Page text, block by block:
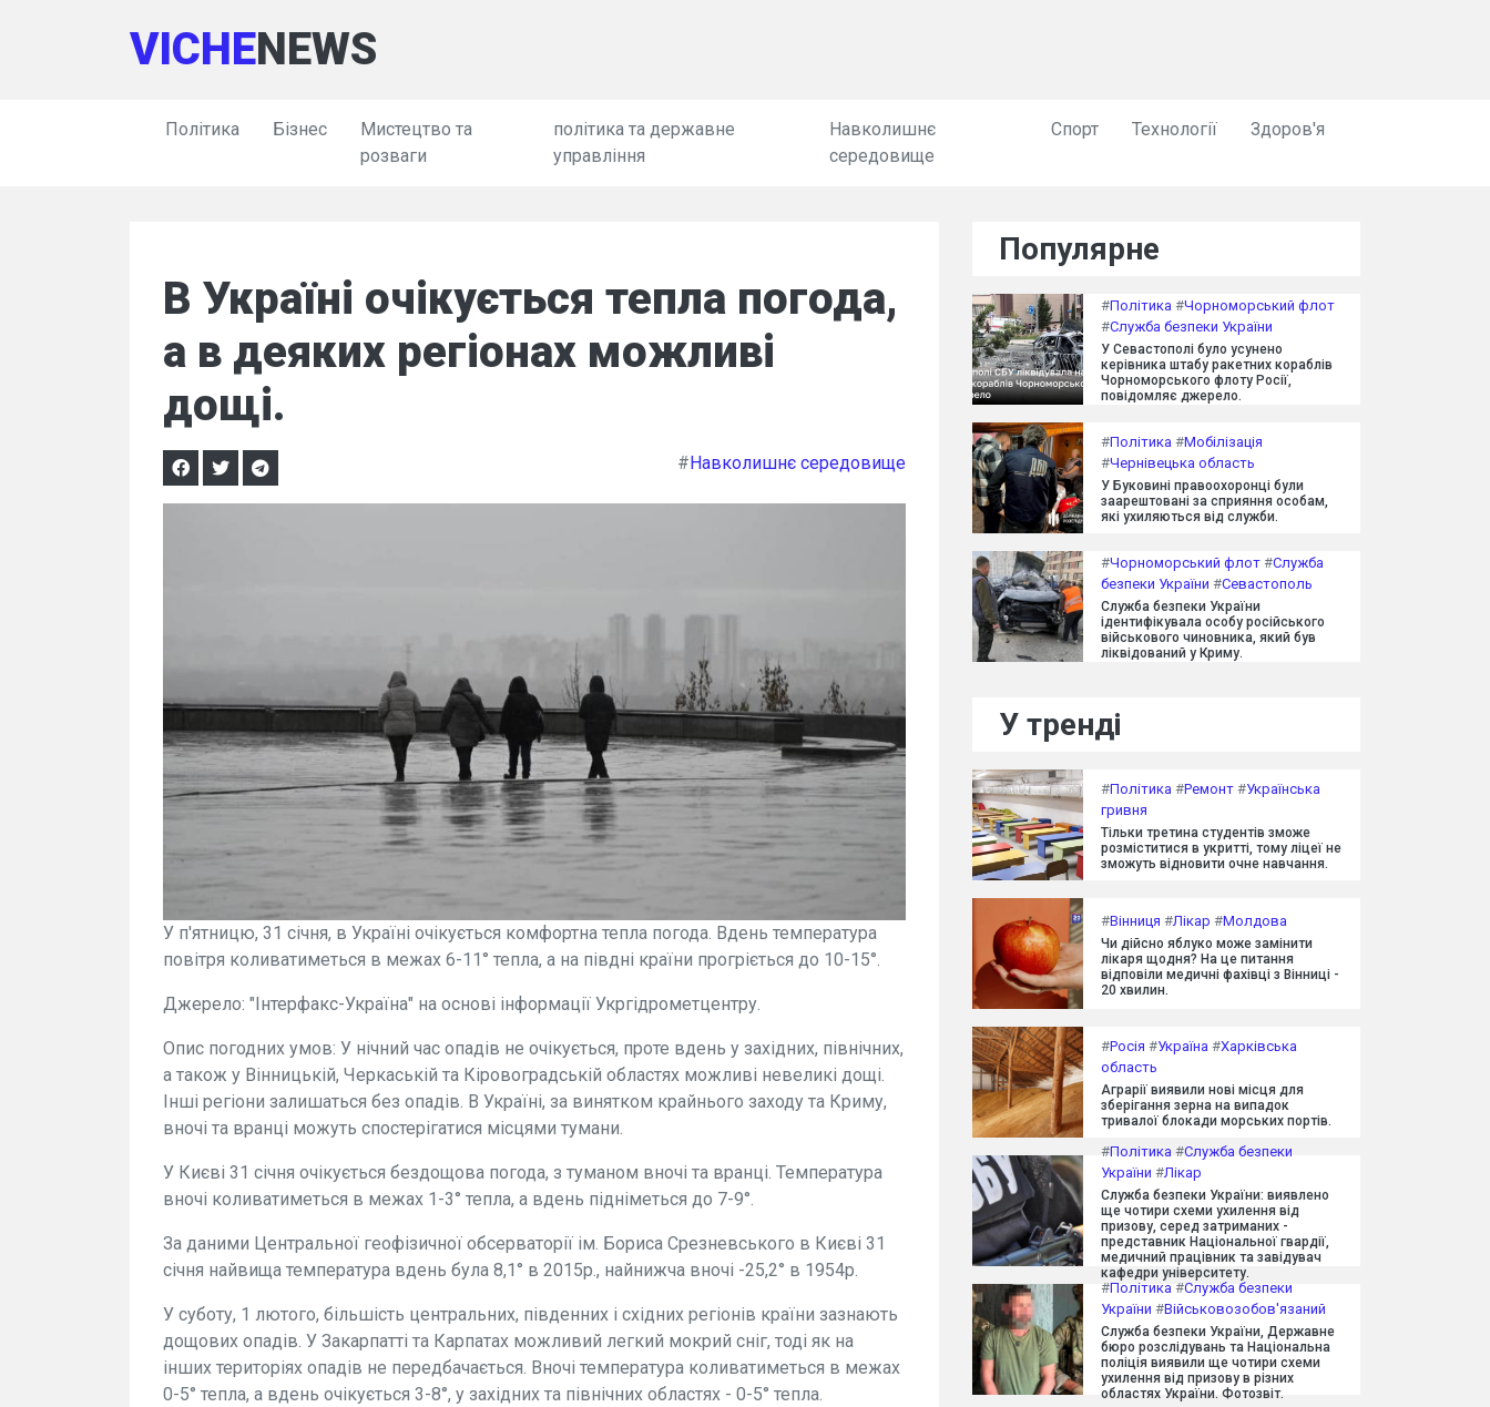
VICHENEWS
Політика Бізнес
Мистецтво та
розваги
політика та державне
управління
Навколишнє
середовище
Спорт Технології Здоров'я
В Україні очікується тепла погода,
а в деяких регіонах можливі
дощі.
#Навколишнє середовище
У п'ятницю, 31 січня, в Україні очікується комфортна тепла погода. Вдень температура
повітря коливатиметься в межах 6-11° тепла, а на півдні країни прогріється до 10-15°.
Джерело: "Інтерфакс-Україна" на основі інформації Укргідрометцентру.
Опис погодних умов: У нічний час опадів не очікується, проте вдень у західних, північних,
а також у Вінницькій, Черкаській та Кіровоградській областях можливі невеликі дощі.
Інші регіони залишаться без опадів. В Україні, за винятком крайнього заходу та Криму,
вночі та вранці можуть спостерігатися місцями тумани.
У Києві 31 січня очікується бездощова погода, з туманом вночі та вранці. Температура
вночі коливатиметься в межах 1-3° тепла, а вдень підніметься до 7-9°.
За даними Центральної геофізичної обсерваторії ім. Бориса Срезневського в Києві 31
січня найвища температура вдень була 8,1° в 2015р., найнижча вночі -25,2° в 1954р.
У суботу, 1 лютого, більшість центральних, південних і східних регіонів країни зазнають
дощових опадів. У Закарпатті та Карпатах можливий легкий мокрий сніг, тоді як на
інших територіях опадів не передбачається. Вночі температура коливатиметься в межах
0-5° тепла, а вдень очікується 3-8°, у західних та північних областях - 0-5° тепла.
Популярне
#Політика #Чорноморський флот
#Служба безпеки України
У Севастополі було усунено
керівника штабу ракетних кораблів
Чорноморського флоту Росії,
повідомляє джерело.
#Політика #Мобілізація
#Чернівецька область
У Буковині правоохоронці були
заарештовані за сприяння особам,
які ухиляються від служби.
#Чорноморський флот #Служба
безпеки України #Севастополь
Служба безпеки України
ідентифікувала особу російського
військового чиновника, який був
ліквідований у Криму.
У тренді
#Політика #Ремонт #Українська
гривня
Тільки третина студентів зможе
розміститися в укритті, тому ліцеї не
зможуть відновити очне навчання.
#Вінниця #Лікар #Молдова
Чи дійсно яблуко може замінити
лікаря щодня? На це питання
відповіли медичні фахівці з Вінниці -
20 хвилин.
#Росія #Україна #Харківська
область
Аграрії виявили нові місця для
зберігання зерна на випадок
тривалої блокади морських портів.
#Політика #Служба безпеки
України #Лікар
Служба безпеки України: виявлено
ще чотири схеми ухилення від
призову, серед затриманих -
представник Національної гвардії,
медичний працівник та завідувач
кафедри університету.
#Політика #Служба безпеки
України #Військовозобов'язаний
Служба безпеки України, Державне
бюро розслідувань та Національна
поліція виявили ще чотири схеми
ухилення від призову в різних
областях України. Фотозвіт.